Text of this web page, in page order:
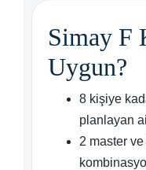
Simay F
Uygun?
8 kişiye
planlayan
2 master